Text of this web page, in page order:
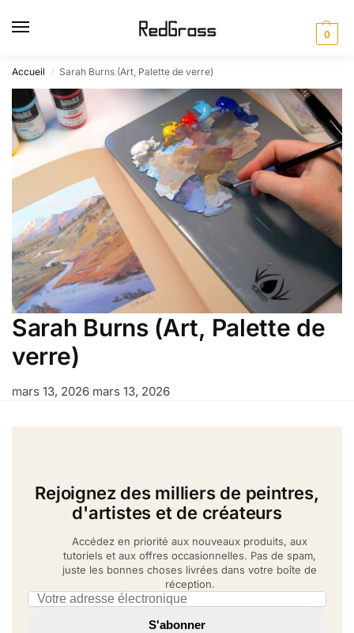
0
Accueil / Sarah Burns (Art, Palette de verre)
Sarah Burns (Art, Palette de
verre)
mars 13, 2026 mars 13, 2026
Rejoignez des milliers de peintres,
d'artistes et de créateurs
Accédez en priorité aux nouveaux produits, aux
tutoriels et aux offres occasionnelles. Pas de spam,
juste les bonnes choses livrées dans votre boîte de
réception.
Email address
S'abonner